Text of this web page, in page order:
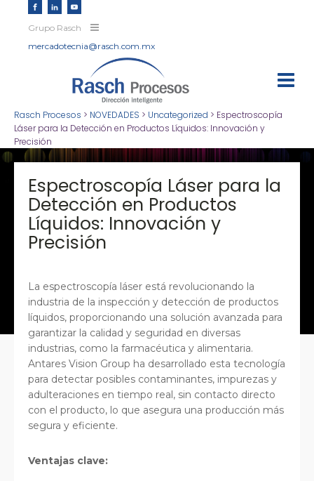
Grupo Rasch
mercadotecnia@rasch.com.mx
Rasch Procesos > NOVEDADES > Uncategorized > Espectroscopía
Láser para la Detección en Productos Líquidos: Innovación y
Precisión
Espectroscopía Láser para la
Detección en Productos
Líquidos: Innovación y
Precisión
La espectroscopía láser está revolucionando la
industria de la inspección y detección de productos
líquidos, proporcionando una solución avanzada para
garantizar la calidad y seguridad en diversas
industrias, como la farmacéutica y alimentaria.
Antares Vision Group ha desarrollado esta tecnología
para detectar posibles contaminantes, impurezas y
adulteraciones en tiempo real, sin contacto directo
con el producto, lo que asegura una producción más
segura y eficiente.
Ventajas clave: